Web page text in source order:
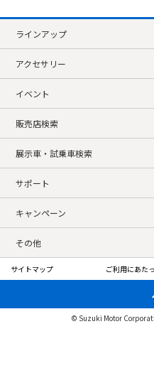
ラインアップ
アクセサリー
イベント
販売店検索
展示車・試乗車検索
サポート
キャンペーン
その他
サイトマップ ご利用にあた
© Suzuki Motor